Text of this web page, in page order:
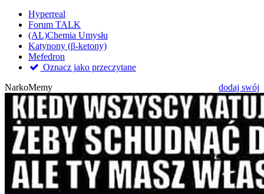
Hyperreal
Forum TALK
(AL)Chemia Umysłu
Katynony (β-ketony)
Mefedron
Oznacz jako przeczytane
NarkoMemy
dodaj swój